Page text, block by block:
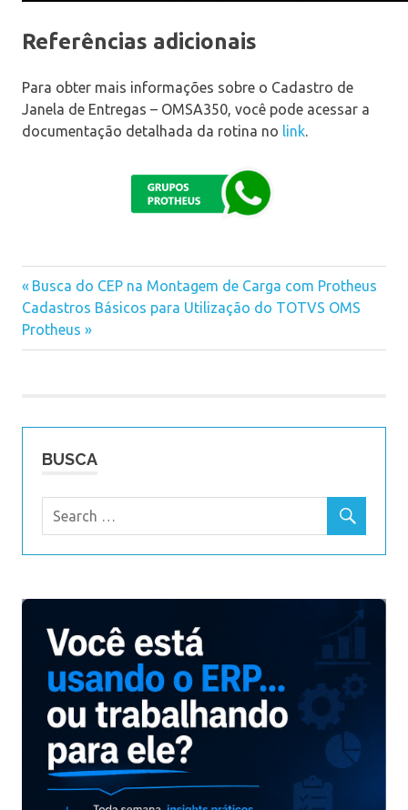
Referências adicionais
Para obter mais informações sobre o Cadastro de
Janela de Entregas – OMSA350, você pode acessar a
documentação detalhada da rotina no link
Navegação
de
Previous
Post:
Busca do CEP na Montagem de Carga com Protheus
Next
Post:
Cadastros Básicos para Utilização do TOTVS OMS
Protheus
BUSCA